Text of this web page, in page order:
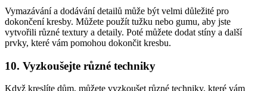
Vymazávání a dodávání detailů může být velmi důležité pro
dokončení kresby. Můžete použít tužku nebo gumu, aby jste
vytvořili různé textury a detaily. Poté můžete dodat stíny a další
prvky, které vám pomohou dokončit kresbu.
10. Vyzkoušejte různé techniky
Když kreslíte dům, můžete vyzkoušet různé techniky, které vám